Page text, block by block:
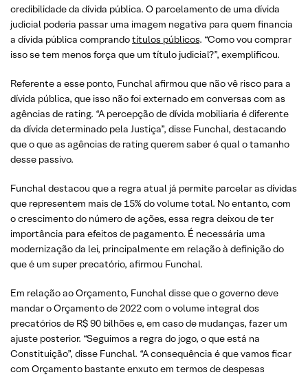
credibilidade da dívida pública. O parcelamento de uma dívida
judicial poderia passar uma imagem negativa para quem financia
a dívida pública comprandotítulos públicos. “Como vou comprar
isso se tem menos força que um título judicial?”, exemplificou.
Referente a esse ponto, Funchal afirmou que não vê risco para a
dívida pública, que isso não foi externado em conversas com as
agências de rating. “A percepção de dívida mobiliaria é diferente
da dívida determinado pela Justiça”, disse Funchal, destacando
que o que as agências de rating querem saber é qual o tamanho
desse passivo.
Funchal destacou que a regra atual já permite parcelar as dívidas
que representem mais de 15% do volume total. No entanto, com
o crescimento do número de ações, essa regra deixou de ter
importância para efeitos de pagamento. É necessária uma
modernização da lei, principalmente em relação à definição do
que é um super precatório, afirmou Funchal.
Em relação ao Orçamento, Funchal disse que o governo deve
mandar o Orçamento de 2022 com o volume integral dos
precatórios de R$ 90 bilhões e, em caso de mudanças, fazer um
ajuste posterior. “Seguimos a regra do jogo, o que está na
Constituição”, disse Funchal. “A consequência é que vamos ficar
com Orçamento bastante enxuto em termos de despesas